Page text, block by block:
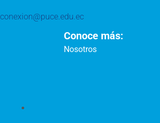
conexion@puce.edu.ec
Conoce más:
Nosotros